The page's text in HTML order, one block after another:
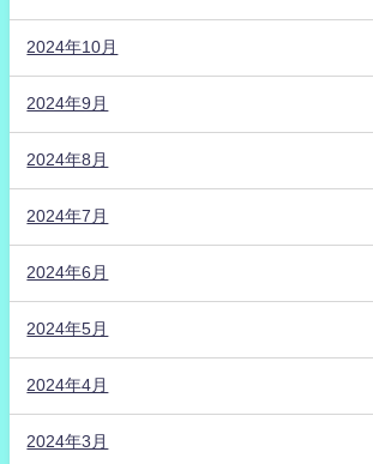
2024年10月
2024年9月
2024年8月
2024年7月
2024年6月
2024年5月
2024年4月
2024年3月